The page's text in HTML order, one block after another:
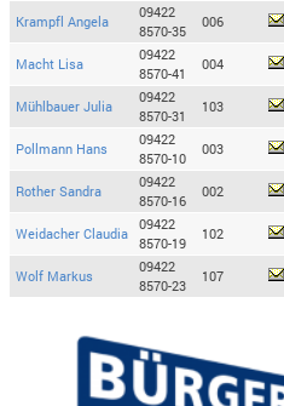
Krampfl Angela
09422
8570-35
006
Macht Lisa
09422
8570-41
004
Mühlbauer Julia
09422
8570-31
103
Pollmann Hans
09422
8570-10
003
Rother Sandra
09422
8570-16
002
Weidacher Claudia
09422
8570-19
102
Wolf Markus
09422
8570-23
107